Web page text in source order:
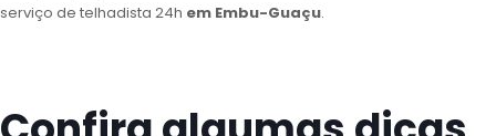
serviço de telhadista 24h em Embu-Guaçu.